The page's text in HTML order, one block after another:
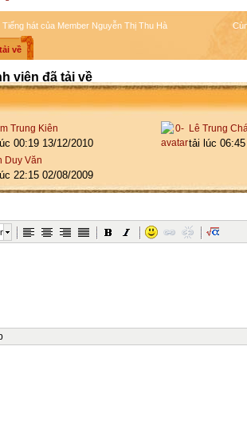
Tiếng hát của Member Nguyễn Thị Thu Hà
về
viên đã tải về
Trung Kiên
00:19 13/12/2010
Lê Trung
tải lúc
Duy Văn
22:15 02/08/2009